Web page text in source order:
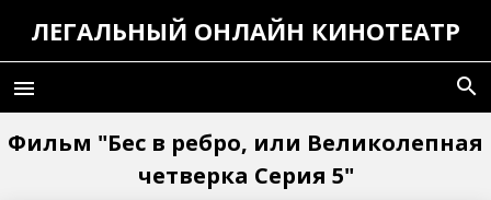
ЛЕГАЛЬНЫЙ ОНЛАЙН КИНОТЕАТР
menu search
Фильм "Бес в ребро, или Великолепная
четверка Серия 5"